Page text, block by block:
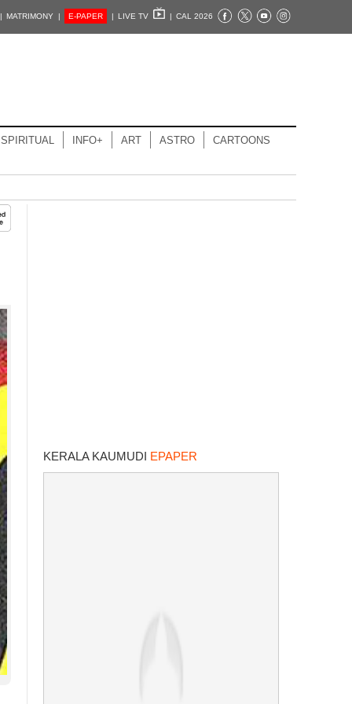
MATRIMONY | E-PAPER | LIVE TV | CAL 2026
SPIRITUAL INFO+ ART ASTRO CARTOONS
KERALA KAUMUDI EPAPER